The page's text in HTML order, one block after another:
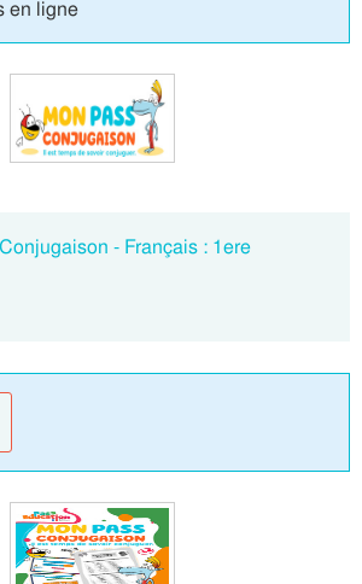
en ligne
- Français : 1ere